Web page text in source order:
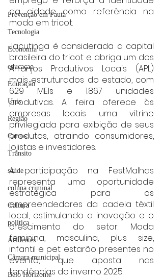
Prevenção em Pauta
Tecnologia
Economia
educaçao
Educação
Unis
Região
Carros
Trânsito
saúde
coluna criminal
Cultura
politica
Acidentes
Câmara municipal
Belo Horizonte
da cidade como referência na
moda em tricot.
Jacutinga é considerada a capital
brasileira do tricot e abriga um dos
Arranjos Produtivos Locais (APL)
mais estruturados do estado, com
629 MEIs e 1.867 unidades
produtivas. A feira oferece às
empresas locais uma vitrine
privilegiada para exibição de seus
produtos, atraindo consumidores,
lojistas e investidores.
A participação na FestMalhas
representa uma oportunidade
estratégica para os
empreendedores da cadeia têxtil
local, estimulando a inovação e o
crescimento do setor. Moda
feminina, masculina, plus size,
infantil e pet estarão presentes no
evento, que aposta nas
tendências do inverno 2025.